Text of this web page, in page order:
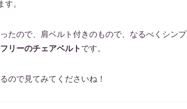
。
たので、肩ベルト付きのもので、なるべくシンプ
リーのチェアベルト です。
ので見てみてくださいね！